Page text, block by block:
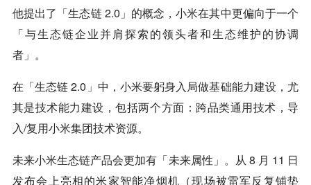
他提出了「生态链 2.0」的概念，小米在其中更偏向于一个
「与生态链企业并肩探索的领头者和生态维护的协调
者」。
在「生态链 2.0」中，小米要躬身入局做基础能力建设，尤
其是技术能力建设，包括两个方面：跨品类通用技术，导
入/复用小米集团技术资源。
未来小米生态链产品会更加有「未来属性」。从 8 月 11 日
发布会上亮相的米家智能净烟机（现场被雷军反复铺垫